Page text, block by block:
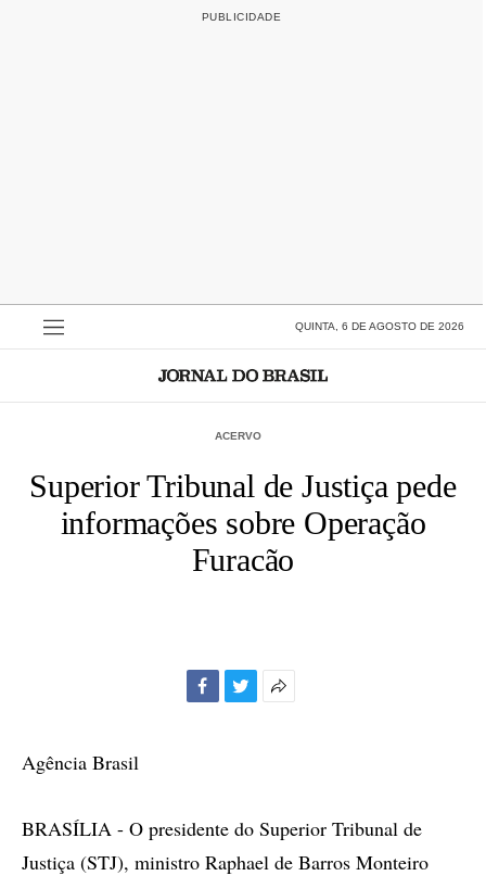
QUINTA, 6 DE AGOSTO DE 2026
ACERVO
Superior Tribunal de Justiça pede
informações sobre Operação
Furacão
Agência Brasil
BRASÍLIA - O presidente do Superior Tribunal de
Justiça (STJ), ministro Raphael de Barros Monteiro